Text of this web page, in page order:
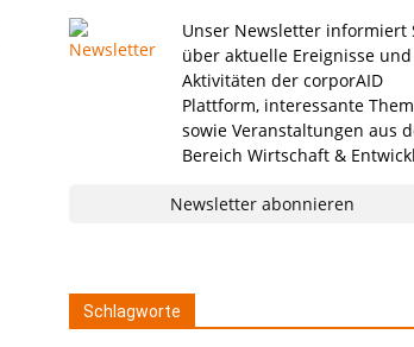
Unser Newsletter informiert
über aktuelle Ereignisse und
Aktivitäten der corporAID
Plattform, interessante
sowie Veranstaltungen aus
Bereich Wirtschaft &
Newsletter abonnieren
Schlagworte